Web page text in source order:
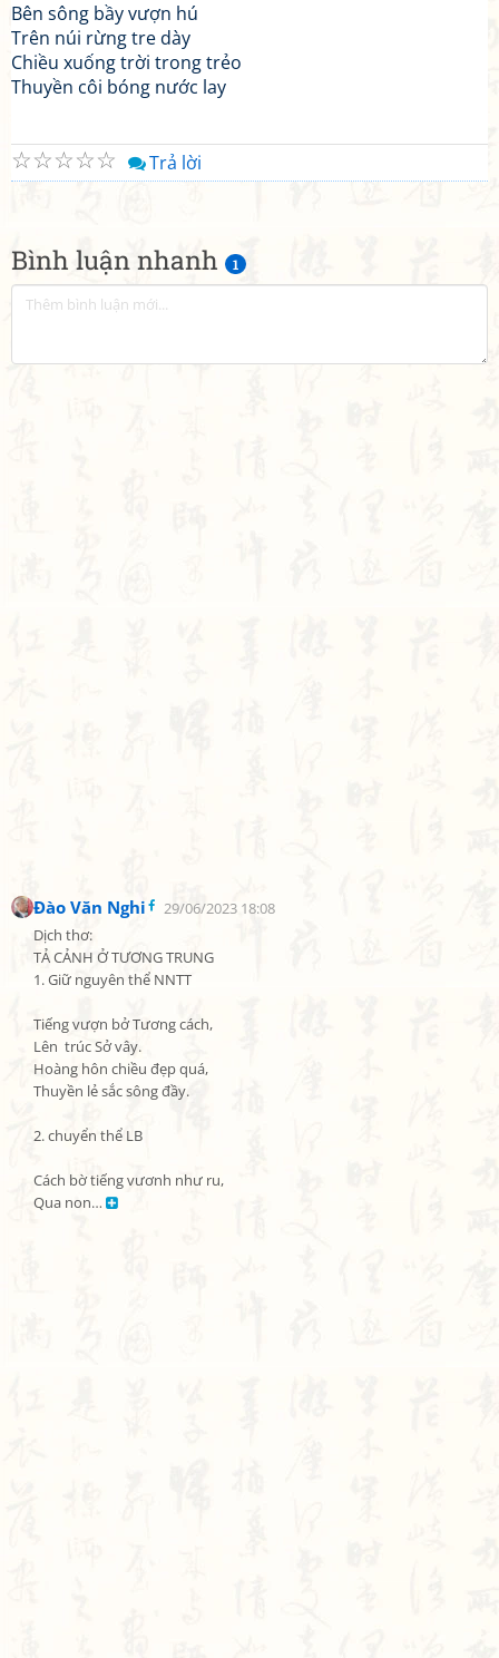
Bình luận nhanh 1
Đào Văn Nghi
29/06/2023 18:08
Dịch thơ:
TẢ CẢNH Ở TƯƠNG TRUNG
1. Giữ nguyên thể NNTT
Tiếng vượn bở Tương cách,
Lên  trúc Sở vây.
Hoàng hôn chiều đẹp quá,
Thuyền lẻ sắc sông đầy.
2. chuyển thể LB
Cách bờ tiếng vươnh như ru,
Qua non…
Bên sông bầy vượn hú
Trên núi rừng tre dày
Chiều xuống trời trong trẻo
Thuyền côi bóng nước lay
☆
☆
☆
☆
☆ Trả lời